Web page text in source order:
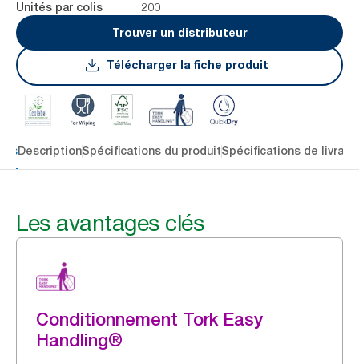
Unités par colis
200
Trouver un distributeur
Télécharger la fiche produit
DescriptionSpécifications du produitSpécifications de
Les avantages clés
Conditionnement Tork Easy
Handling®